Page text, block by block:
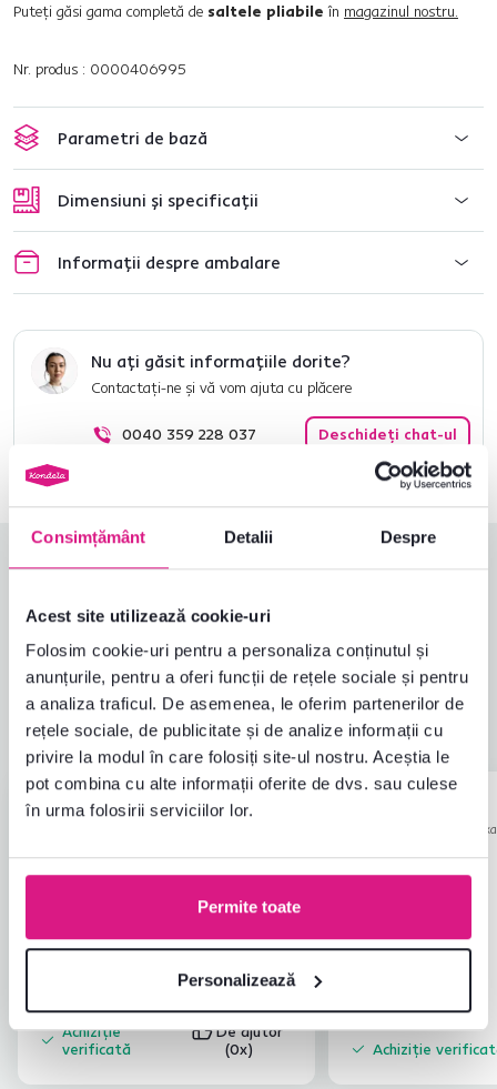
Consimțământ Detalii Despre
Acest site utilizează cookie-uri
Folosim cookie-uri pentru a personaliza conținutul și
anunțurile, pentru a oferi funcții de rețele sociale și pentru
a analiza traficul. De asemenea, le oferim partenerilor de
rețele sociale, de publicitate și de analize informații cu
privire la modul în care folosiți site-ul nostru. Aceștia le
pot combina cu alte informații oferite de dvs. sau culese
în urma folosirii serviciilor lor.
Permite toate
Personalizează
Puteţi găsi gama completă de saltele pliabileîn magazinul nostru.
Nr. produs : 0000406995
Parametri de bază
Dimensiuni și specificații
Informații despre ambalare
Nu ați găsit informațiile dorite?
Contactați-ne și vă vom ajuta cu plăcere
0040 359 228 037 Deschideți chat-ul
Evaluări produs
4,9
recenzii
Ușurința asamblării
Calitatea produsului
5,0
Îndeplinește așteptările
4,8
Ambalarea produsului
5,0
Raport calitate-preț
4,8
L
Lenka L.
Confortabil, dar l-am comandat ca și
scaun pentru câini, deci se potrivește.
Recenzie pentru același model, dar într-oaltă
Afișare original (slovacă)
Achiziție
verificată
De ajutor
(0x)
10.12.2025,
Achiziție